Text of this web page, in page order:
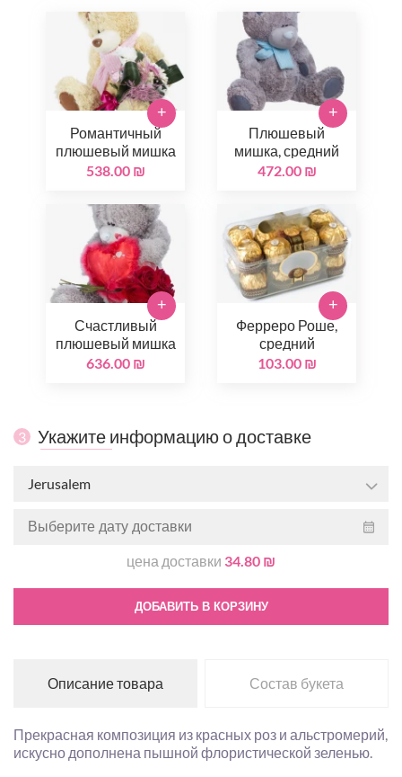
Романтичный
плюшевый мишка
538.00 ₪
+
Плюшевый
мишка, средний
472.00 ₪
+
Счастливый
плюшевый мишка
636.00 ₪
+
Ферреро Роше,
средний
103.00 ₪
+
3 Укажите информацию о доставке
Jerusalem
цена доставки 34.80 ₪
ДОБАВИТЬ В КОРЗИНУ
Описание товара Состав букета
Прекрасная композиция из красных роз и альстромерий,
искусно дополнена пышной флористической зеленью.